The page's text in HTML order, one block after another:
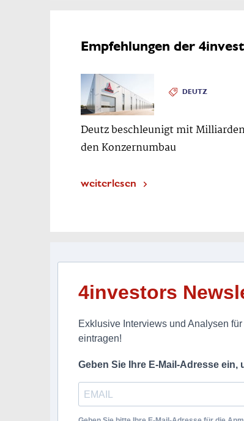
Empfehlungen der
DEUTZ
Deutz beschleunigt mit
den Konzernumbau
weiterlesen
4investors
Exklusive Interviews und Analysen
eintragen!
Geben Sie Ihre E-Mail-Adresse ein,